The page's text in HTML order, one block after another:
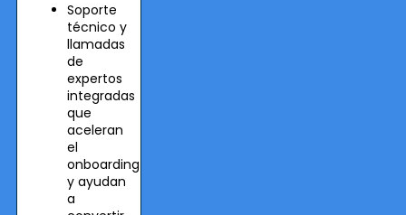
Soporte
técnico y
llamadas
de
expertos
integradas
que
aceleran
el
onboarding
y ayudan
a